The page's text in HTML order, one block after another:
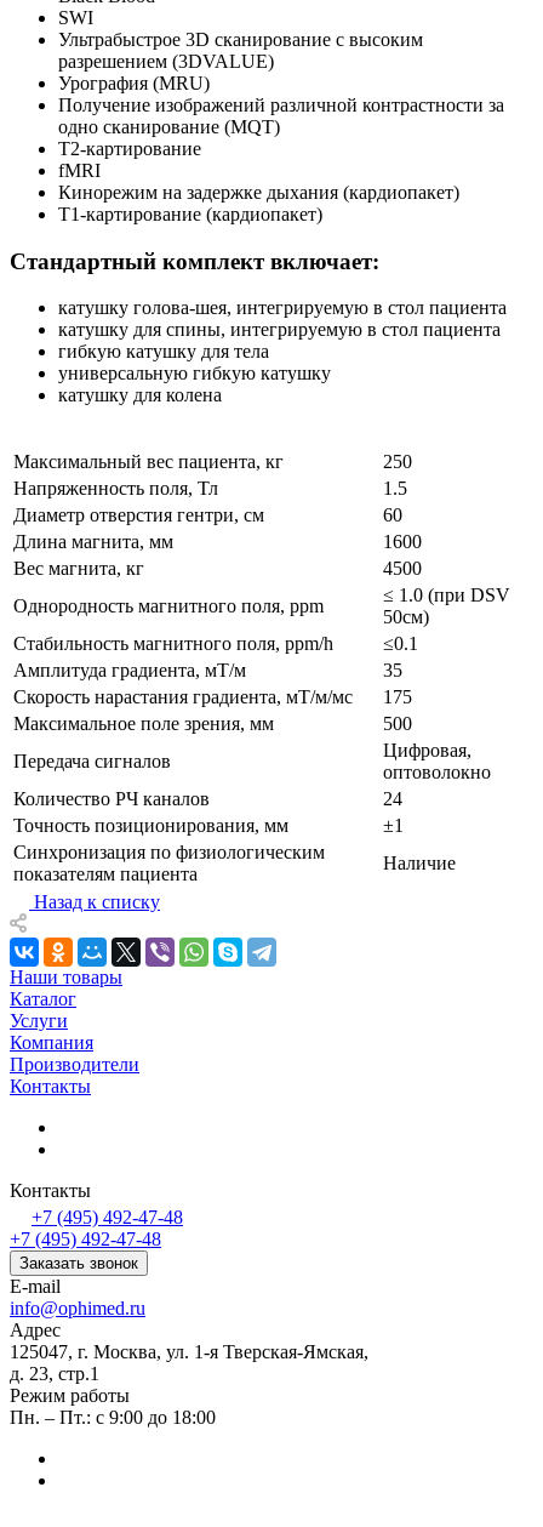
SWI
Ультрабыстрое 3D сканирование с высоким
разрешением (3DVALUE)
Урография (MRU)
Получение изображений различной контрастности за
одно сканирование (MQT)
Т2-картирование
fMRI
Кинорежим на задержке дыхания (кардиопакет)
Т1-картирование (кардиопакет)
Стандартный комплект включает:
катушку голова-шея, интегрируемую в стол пациента
катушку для спины, интегрируемую в стол пациента
гибкую катушку для тела
универсальную гибкую катушку
катушку для колена
Максимальный вес пациента, кг
250
Напряженность поля, Тл
1.5
Диаметр отверстия гентри, см
60
Длина магнита, мм
1600
Вес магнита, кг
4500
Однородность магнитного поля, ppm
≤ 1.0 (при DSV
50см)
Стабильность магнитного поля, ppm/h
≤0.1
Амплитуда градиента, мТ/м
35
Скорость нарастания градиента, мТ/м/мс
175
Максимальное поле зрения, мм
500
Передача сигналов
Цифровая,
оптоволокно
Количество РЧ каналов
24
Точность позиционирования, мм
±1
Cинхронизация по физиологическим
показателям пациента
Наличие
Назад к списку
Наши товары
Каталог
Услуги
Компания
Производители
Контакты
Контакты
+7 (495) 492-47-48
+7 (495) 492-47-48
Заказать звонок
E-mail
info@ophimed.ru
Адрес
125047, г. Москва, ул. 1-я Тверская-Ямская,
д. 23, стр.1
Режим работы
Пн. – Пт.: с 9:00 до 18:00